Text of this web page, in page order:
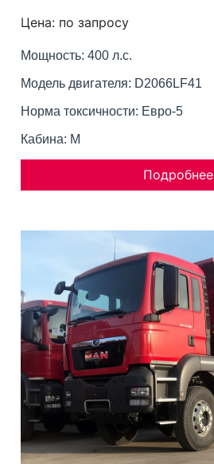
Цена: по запросу
Мощность: 400 л.с.
Модель двигателя: D2066LF41
Норма токсичности: Евро-5
Кабина: M
Подробнее